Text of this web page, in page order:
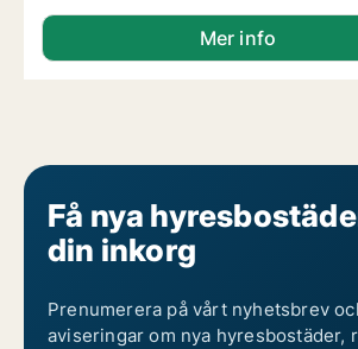
Shani söker lägenhet att hyra i
Mer info
Få nya
din inkorg
Prenumerera på vårt nyhetsbrev
aviseringar om nya hyresbostäder,